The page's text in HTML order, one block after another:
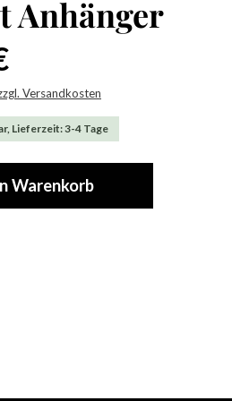
Anhänger
Versandkosten
Lieferzeit: 3-4 Tage
Warenkorb